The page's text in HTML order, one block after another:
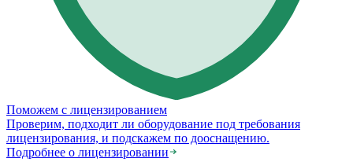
Поможем с лицензированием
Проверим, подходит ли оборудование под требования
лицензирования, и подскажем по дооснащению.
Подробнее о лицензировании